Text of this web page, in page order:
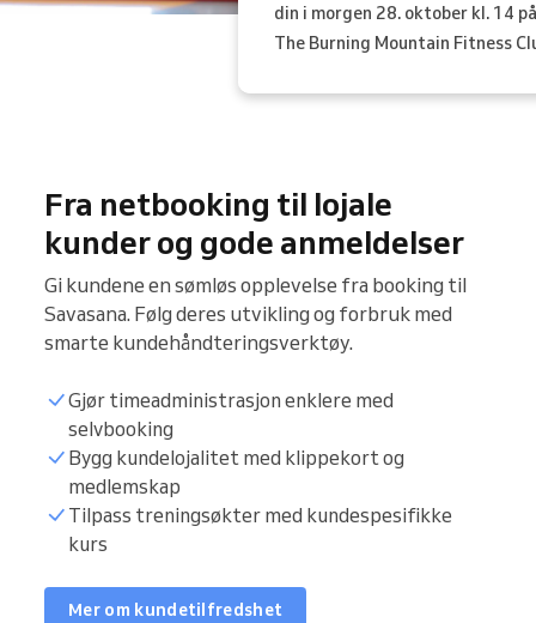
din i morgen 28. oktober kl. 14 på
The Burning Mountain Fitness
Fra netbooking til lojale
kunder og gode anmeldelser
Gi kundene en sømløs opplevelse fra booking til
Savasana. Følg deres utvikling og forbruk med
smarte kundehåndteringsverktøy.
Gjør timeadministrasjon enklere med
selvbooking
Bygg kundelojalitet med klippekort og
medlemskap
Tilpass treningsøkter med kundespesifikke
kurs
Mer om kundetilfredshet